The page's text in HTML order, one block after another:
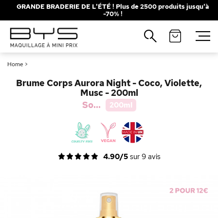
GRANDE BRADERIE DE L'ÉTÉ ! Plus de 2500 produits jusqu'à
-70% !
Home >
Brume Corps Aurora Night - Coco, Violette,
Musc - 200ml
So...
200ml
4.90/5sur 9avis
Fermer
Recherches populaires
Solaire
Brumes
Rouge à Lèvres